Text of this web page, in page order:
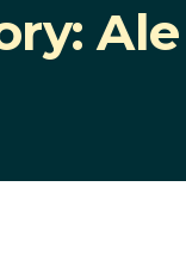
Ale